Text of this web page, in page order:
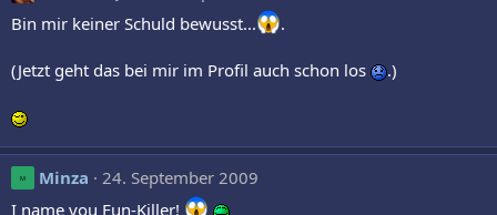
Bin mir keiner Schuld bewusst...
.
(Jetzt geht das bei mir im Profil auch schon los .)
M Minza
24. September 2009
I name you Fun-Killer!